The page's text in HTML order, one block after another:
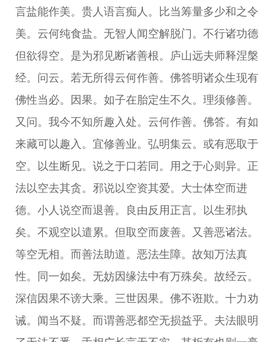
言盐能作美。贵人语言痴人。比当筹量多少和之令
美。云何纯食盐。无智人闻空解脱门。不行诸功德
但欲得空。是为邪见断诸善根。庐山远夫师释涅槃
经。问云。若无所得云何作善。佛答明诸众生现有
佛性当必。因果。如子在胎定生不久。理须修善。
又问。我今不知所趣入处。云何作善。佛答。有如
来藏可以趣入。宜修善业。弘明集云。或有恶取于
空。以生断见。说之于口若同。用之于心则异。正
法以空去其贪。邪说以空资其爱。大士体空而进
德。小人说空而退善。良由反用正言。以生邪执
矣。不观空以遣累。但取空而废善。又善恶诸法。
等空无相。而善法助道。恶法生障。故知万法真
性。同一如矣。无妨因缘法中有万殊矣。故经云。
深信因果不谤大乘。三世因果。佛不诳欺。十力劝
诫。闻当不疑。而谓善恶都空无损益乎。夫法眼明